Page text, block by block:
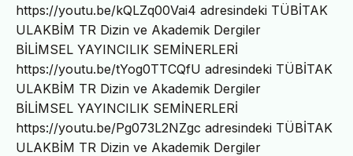
https://youtu.be/kQLZq00Vai4 adresindeki TÜBİTAK
ULAKBİM TR Dizin ve Akademik Dergiler
BİLİMSEL YAYINCILIK SEMİNERLERİ
https://youtu.be/tYog0TTCQfU adresindeki TÜBİTAK
ULAKBİM TR Dizin ve Akademik Dergiler
BİLİMSEL YAYINCILIK SEMİNERLERİ
https://youtu.be/Pg073L2NZgc adresindeki TÜBİTAK
ULAKBİM TR Dizin ve Akademik Dergiler